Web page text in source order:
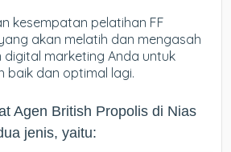
kesempatan pelatihan FF
akan melatih dan mengasah
digital marketing Anda untuk
baik dan optimal lagi.
Agen British Propolis di Nias
jenis, yaitu: